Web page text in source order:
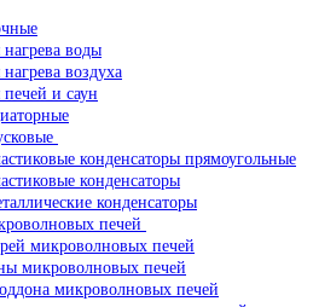
воды
воздуха
и саун
конденсаторы прямоугольные
конденсаторы
конденсаторы
печей
микроволновых печей
микроволновых печей
микроволновых печей